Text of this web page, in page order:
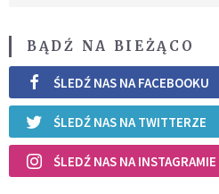
BĄDŹ NA BIEŻĄCO
ŚLEDŹ NAS NA FACEBOOKU
ŚLEDŹ NAS NA TWITTERZE
ŚLEDŹ NAS NA INSTAGRAMIE